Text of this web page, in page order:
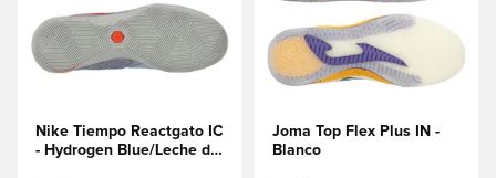
Nike Tiempo Reactgato IC
- Hydrogen Blue/Leche de
Joma Top Flex Plus IN -
Blanco